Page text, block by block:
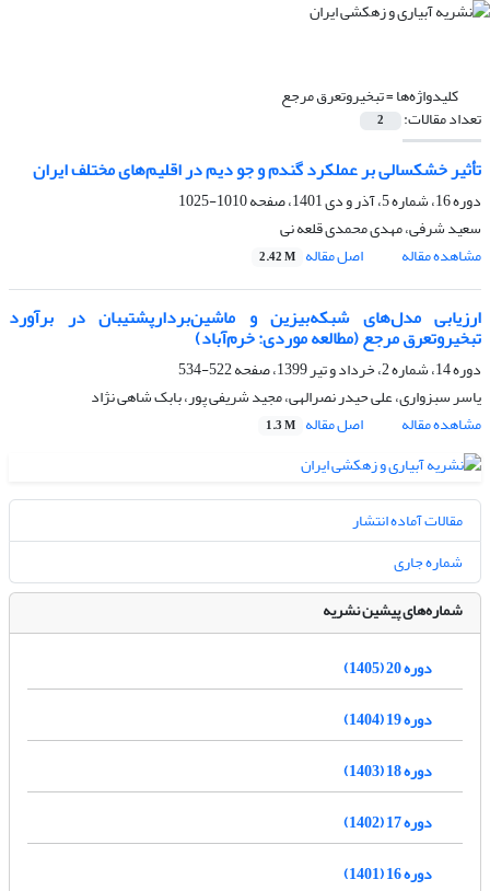
کلیدواژه‌ها =تبخیروتعرق مرجع
تعداد مقالات: 2
تأثیر خشکسالی بر عملکرد گندم و جو دیم در اقلیم‌های مختلف ایران
دوره 16، شماره 5، آذر و دی 1401، صفحه
1010-1025
سعید شرفی، مهدی محمدی قلعه نی
مشاهده مقاله
اصل مقاله 2.42 M
ارزیابی مدل‌های شبکه‌بیزین و ماشین‌بردارپشتیبان در برآورد
تبخیروتعرق مرجع (مطالعه ‏موردی: خرم‌آباد)‏
دوره 14، شماره 2، خرداد و تیر 1399، صفحه
522-534
یاسر سبزواری، علی حیدر نصرالهی، مجید شریفی پور، بابک شاهی نژاد
مشاهده مقاله
اصل مقاله 1.3 M
مقالات آماده انتشار
شماره جاری
شماره‌های پیشین نشریه
دوره 20 (1405)
دوره 19 (1404)
دوره 18 (1403)
دوره 17 (1402)
دوره 16 (1401)